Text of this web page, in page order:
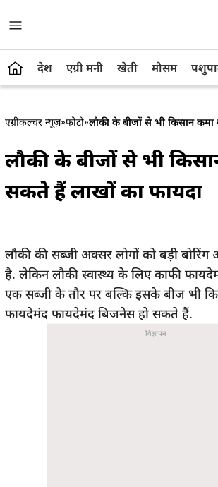
देश एग्री मनी खेती मौसम
एग्रीकल्चर न्यूज़»फोटो»लौकी के बीजों से भी किसान कमा
लौकी के बीजों से भी
सकते हैं लाखों का फायदा
लौकी की सब्‍जी अक्‍सर लोगों को बड़ी
है. लेकिन लौकी स्‍वास्‍थ्‍य के लिए काफी
एक सब्‍जी के तौर पर बल्कि इसके बीज भी
फायदेमंद फायदेमंद बिजनेस हो सकते हैं.